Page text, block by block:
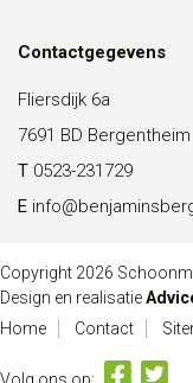
Contactgegevens
Fliersdijk 6a
7691 BD Bergentheim
T 0523-231729
E
Copyright 2026
Design en realisatie
Home
Contact